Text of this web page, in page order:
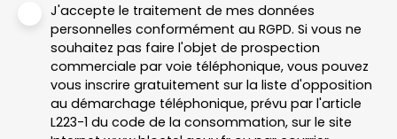
J'accepte le traitement de mes données
personnelles conformément au RGPD. Si vous ne
souhaitez pas faire l'objet de prospection
commerciale par voie téléphonique, vous pouvez
vous inscrire gratuitement sur la liste d'opposition
au démarchage téléphonique, prévu par l'article
L223-1 du code de la consommation, sur le site